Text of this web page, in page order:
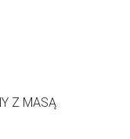
Z MASĄ